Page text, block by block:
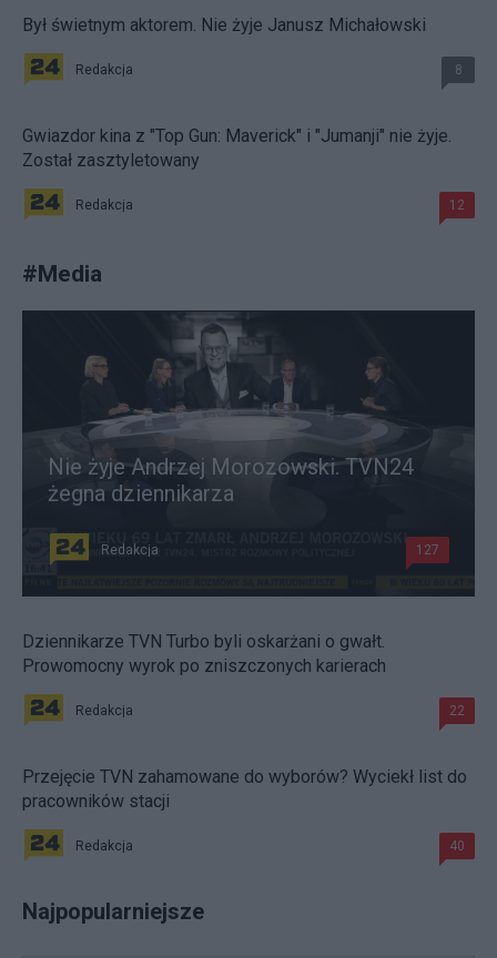
Był świetnym aktorem. Nie żyje Janusz Michałowski
Redakcja 8
Gwiazdor kina z "Top Gun: Maverick" i "Jumanji" nie żyje.
Został zasztyletowany
Redakcja 12
#Media
Nie żyje Andrzej Morozowski. TVN24
żegna dziennikarza
Redakcja 127
Dziennikarze TVN Turbo byli oskarżani o gwałt.
Prowomocny wyrok po zniszczonych karierach
Redakcja 22
Przejęcie TVN zahamowane do wyborów? Wyciekł list do
pracowników stacji
Redakcja 40
Najpopularniejsze